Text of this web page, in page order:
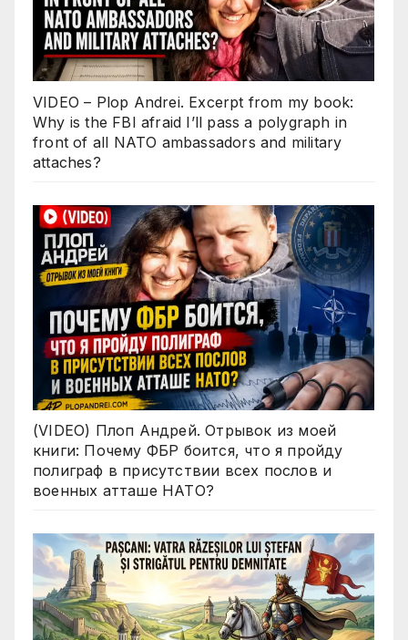
VIDEO – Plop Andrei. Excerpt from my book:
Why is the FBI afraid I’ll pass a polygraph in
front of all NATO ambassadors and military
attaches?
(VIDEO) Плоп Андрей. Отрывок из моей
книги: Почему ФБР боится, что я пройду
полиграф в присутствии всех послов и
военных атташе НАТО?